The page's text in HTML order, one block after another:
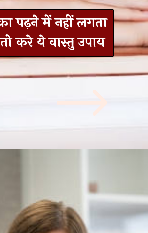
पढ़ने में नहीं लगता
करे ये वास्तु उपाय